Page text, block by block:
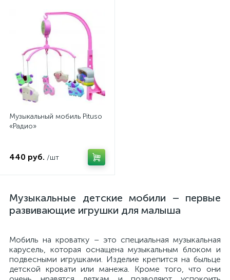
Музыкальный мобиль Pituso
«Радио»
440 руб. /шт
Музыкальные детские мобили – первые
развивающие игрушки для малыша
Мобиль на кроватку – это специальная музыкальная
карусель, которая оснащена музыкальным блоком и
подвесными игрушками. Изделие крепится на быльце
детской кровати или манежа. Кроме того, что они